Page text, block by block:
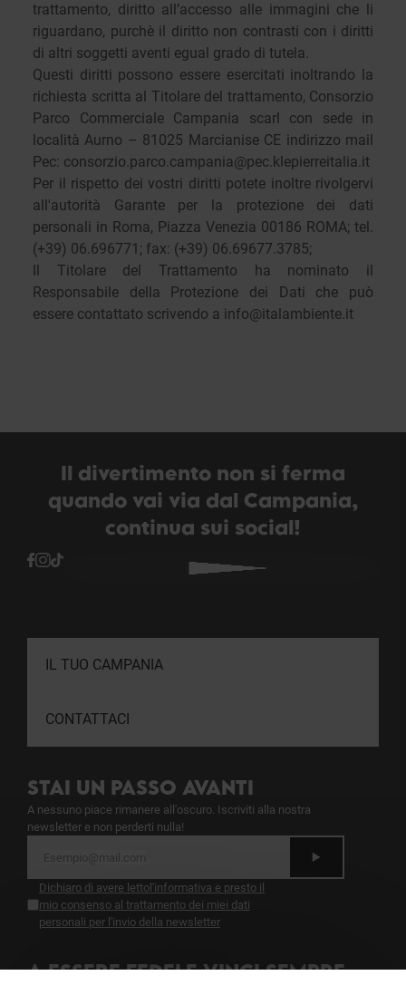
trattamento, diritto all’accesso alle immagini che li
riguardano, purchè il diritto non contrasti con i diritti
di altri soggetti aventi egual grado di tutela.
Questi diritti possono essere esercitati inoltrando la
richiesta scritta al Titolare del trattamento, Consorzio
Parco Commerciale Campania scarl con sede in
località Aurno – 81025 Marcianise CE indirizzo mail
Pec: consorzio.parco.campania@pec.klepierreitalia.it
Per il rispetto dei vostri diritti potete inoltre rivolgervi
all'autorità Garante per la protezione dei dati
personali in Roma, Piazza Venezia 00186 ROMA; tel.
(+39) 06.696771; fax: (+39) 06.69677.3785;
Il Titolare del Trattamento ha nominato il
Responsabile della Protezione dei Dati che può
essere contattato scrivendo a info@italambiente.it
Il divertimento non si ferma
quando vai via dal Campania,
continua sui social!
IL TUO CAMPANIA
CONTATTACI
STAI UN PASSO AVANTI
A nessuno piace rimanere all'oscuro. Iscriviti alla nostra
newsletter e non perderti nulla!
Dichiaro di avere letto l'informativa e presto il
mio consenso al trattamento dei miei dati
personali per l'invio della newsletter
A ESSERE FEDELE VINCI SEMPRE